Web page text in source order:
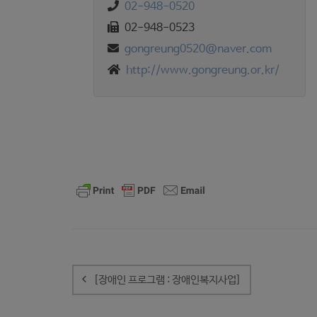
02-948-0520
02-948-0523
gongreung0520@naver.com
http://www.gongreung.or.kr/
내
비
[장애인 프로그램 : 장애인복지사업]